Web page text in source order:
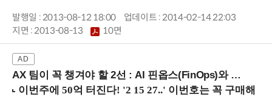
발행일 : 2013-08-12 18:00
업데이트 : 2014-02-14 22:03
지면 :2013-08-13 10면
AX 팀이 꼭 챙겨야 할 2선 : AI 핀옵스(FinOps)와 토큰 거버넌스 (8/21 잠실역)